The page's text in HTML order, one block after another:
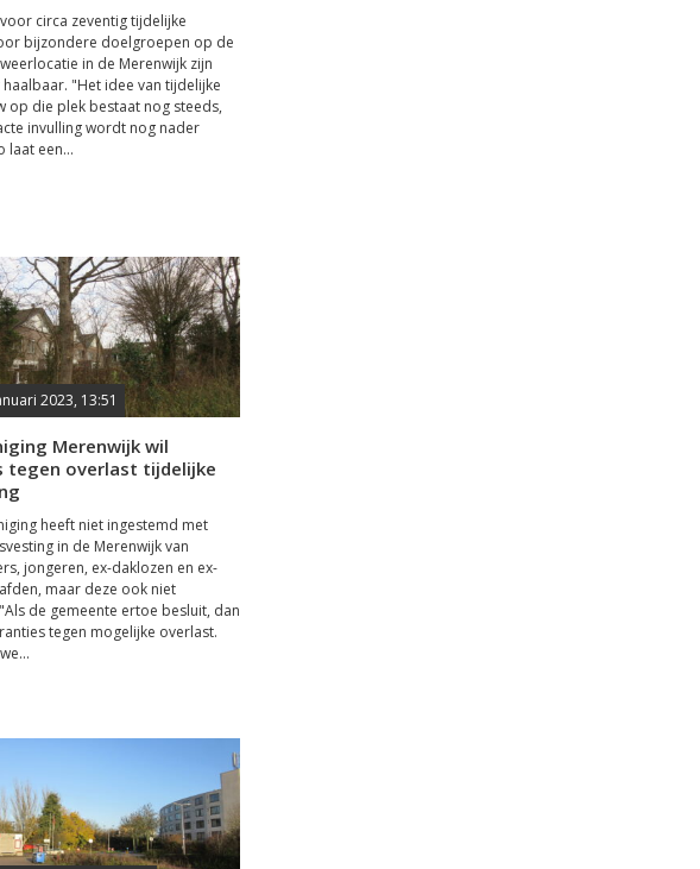
circa zeventig tijdelijke
bijzondere doelgroepen op de
in de Merenwijk zijn
"Het idee van tijdelijke
op die plek bestaat nog steeds,
invulling wordt nog nader
laat een...
2023, 13:51
Merenwijk wil
tegen overlast tijdelijke
heeft niet ingestemd met
in de Merenwijk van
jongeren, ex-daklozen en ex-
maar deze ook niet
de gemeente ertoe besluit, dan
tegen mogelijke overlast.